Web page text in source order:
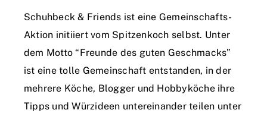
Schuhbeck & Friends ist eine Gemeinschafts-
Aktion initiiert vom Spitzenkoch selbst. Unter
dem Motto “Freunde des guten Geschmacks”
ist eine tolle Gemeinschaft entstanden, in der
mehrere Köche, Blogger und Hobbyköche ihre
Tipps und Würzideen untereinander teilen unter